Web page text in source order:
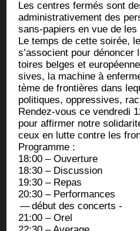
Les centres fer­més sont
admi­nis­tra­ti­ve­ment des
sans-papiers en vue de les
Le temps de cette soi­rée,
s’associent pour
toires belges et
sives, la machine à
tème de fron­tières dans
poli­tiques, oppres­sives,
Ren­dez-vous ce ven­dre­di
pour affir­mer notre
ceux en lutte contre les
Pro­gramme :
18:00 – Ouverture
18:30 – Discussion
19:30 – Repas
20:30 – Performances
— début des concerts -
21:00 – Orel